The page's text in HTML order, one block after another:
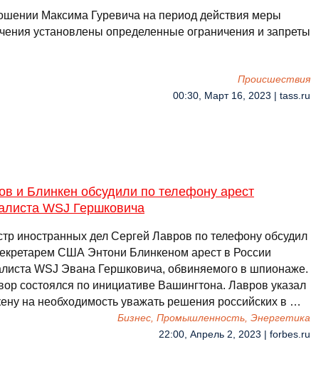
Максима Гуревича на период действия меры
установлены определенные ограничения и запреты
Происшествия
00:30, Март 16, 2023 | tass.ru
и Блинкен обсудили по телефону арест
WSJ Гершковича
иностранных дел Сергей Лавров по телефону обсудил
США Энтони Блинкеном арест в России
WSJ Эвана Гершковича, обвиняемого в шпионаже.
состоялся по инициативе Вашингтона. Лавров указал
на необходимость уважать решения российских в …
Бизнес, Промышленность, Энергетика
22:00, Апрель 2, 2023 | forbes.ru